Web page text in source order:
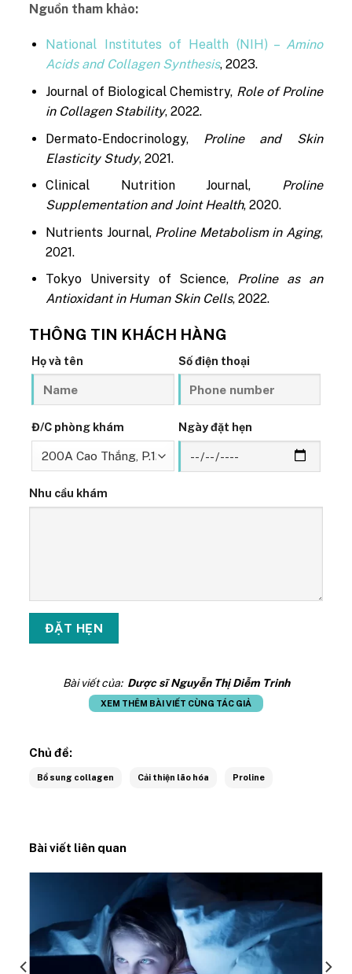
Nguồn tham khảo:
National Institutes of Health (NIH) – Amino
Acids and Collagen Synthesis, 2023.
Journal of Biological Chemistry, Role of Proline
in Collagen Stability, 2022.
Dermato-Endocrinology, Proline and Skin
Elasticity Study, 2021.
Clinical Nutrition Journal, Proline
Supplementation and Joint Health, 2020.
Nutrients Journal, Proline Metabolism in Aging,
2021.
Tokyo University of Science, Proline as an
Antioxidant in Human Skin Cells, 2022.
THÔNG TIN KHÁCH HÀNG
Họ và tên Số điện thoại
Đ/C phòng khám Ngày đặt hẹn
Nhu cầu khám
Bài viết của: Dược sĩ Nguyễn Thị Diễm Trinh
XEM THÊM BÀI VIẾT CÙNG TÁC GIẢ
Chủ đề:
Bổ sung collagen Cải thiện lão hóa Proline
Bài viết liên quan